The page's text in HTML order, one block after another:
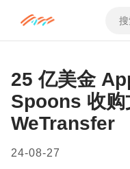
25 亿美金
Spoons 收购
WeTransfer
24-08-27